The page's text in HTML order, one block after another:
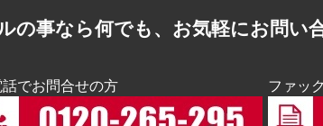
の事なら何でも、お気軽にお問い
話でお問合せの方 ファッ